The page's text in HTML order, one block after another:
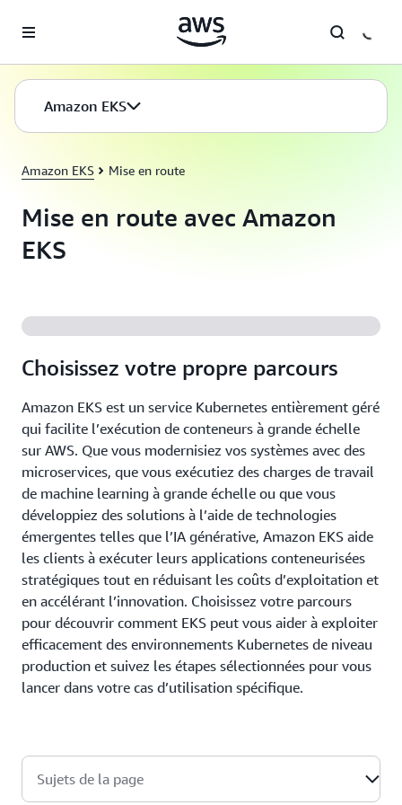
Amazon EKS
Amazon EKS Mise en route
Mise en route avec Amazon
EKS
Choisissez votre propre parcours
Amazon EKS est un service Kubernetes entièrement géré
qui facilite l’exécution de conteneurs à grande échelle
sur AWS. Que vous modernisiez vos systèmes avec des
microservices, que vous exécutiez des charges de travail
de machine learning à grande échelle ou que vous
développiez des solutions à l’aide de technologies
émergentes telles que l’IA générative, Amazon EKS aide
les clients à exécuter leurs applications conteneurisées
stratégiques tout en réduisant les coûts d’exploitation et
en accélérant l’innovation. Choisissez votre parcours
pour découvrir comment EKS peut vous aider à exploiter
efficacement des environnements Kubernetes de niveau
production et suivez les étapes sélectionnées pour vous
lancer dans votre cas d’utilisation spécifique.
Sujets de la page